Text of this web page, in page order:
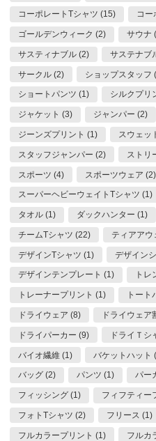
コーポレートTシャツ (15) コー
ゴールデンウィーク (2) サウナ
サスティナブル (2) サステナブ
サークル (2) ショップスタッフ
ショートパンツ (1) シルクプリ
ジャケット (3) ジャンパー (2)
ジーンズプリント (1) スウェッ
スタッフジャンパー (2) ストリ
スポーツ (4) スポーツウェア (2)
スーパーヘビーウェイトTシャツ (1)
タオル (1) ダックハンター (1)
チームTシャツ (22) ティアアウ
デザインTシャツ (1) デザイン
デザインテンプレート (1) トレ
トレーナープリント (1) トート
ドライウェア (8) ドライウェア
ドライパーカー (9) ドライＴシ
バイオ繊維 (1) バケットハット
バッグ (2) パンツ (1) パー
フィッシング (1) フィフティー
フォトTシャツ (2) フリース (1)
フルカラープリント (1) フルカ